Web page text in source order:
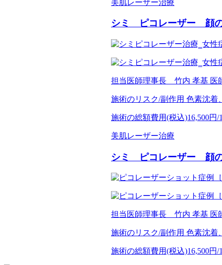
美肌レーザー治療
シミ ピコレーザー 顔
担当医師理事長 竹内 孝基 医
施術のリスク/副作用 色素沈着
施術の総額費用(税込)16,500円/
美肌レーザー治療
シミ ピコレーザー 顔
担当医師理事長 竹内 孝基 医
施術のリスク/副作用 色素沈着
施術の総額費用(税込)16,500円/